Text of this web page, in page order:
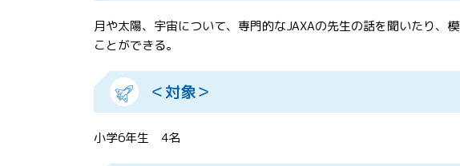
月や太陽、宇宙について、専門的なJAXAの先生の話を聞いたり、
ことができる。
＜対象＞
小学6年生 4名